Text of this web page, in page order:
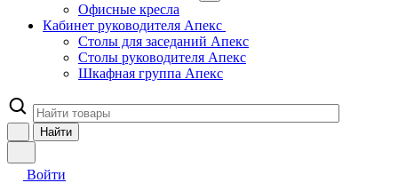
Офисные кресла
Кабинет руководителя Апекс
Столы для заседаний Апекс
Столы руководителя Апекс
Шкафная группа Апекс
Найти
Войти